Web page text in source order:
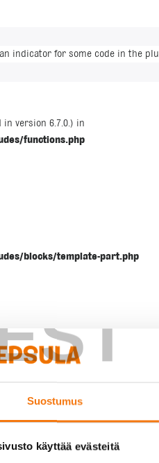
Suostumus
käyttää evästeitä
indicator for some code in the
version 6.7.0.) in
functions.php
blocks/template-part.php
blocks/template-part.php